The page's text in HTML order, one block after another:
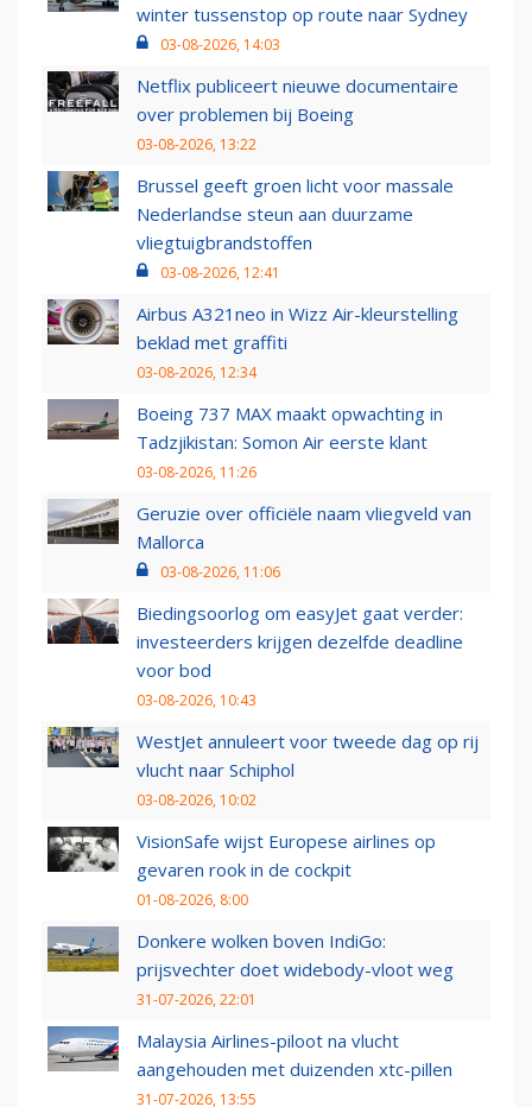
winter tussenstop op route naar Sydney
03-08-2026, 14:03
Netflix publiceert nieuwe documentaire
over problemen bij Boeing
03-08-2026, 13:22
Brussel geeft groen licht voor massale
Nederlandse steun aan duurzame
vliegtuigbrandstoffen
03-08-2026, 12:41
Airbus A321neo in Wizz Air-kleurstelling
beklad met graffiti
03-08-2026, 12:34
Boeing 737 MAX maakt opwachting in
Tadzjikistan: Somon Air eerste klant
03-08-2026, 11:26
Geruzie over officiële naam vliegveld van
Mallorca
03-08-2026, 11:06
Biedingsoorlog om easyJet gaat verder:
investeerders krijgen dezelfde deadline
voor bod
03-08-2026, 10:43
WestJet annuleert voor tweede dag op rij
vlucht naar Schiphol
03-08-2026, 10:02
VisionSafe wijst Europese airlines op
gevaren rook in de cockpit
01-08-2026, 8:00
Donkere wolken boven IndiGo:
prijsvechter doet widebody-vloot weg
31-07-2026, 22:01
Malaysia Airlines-piloot na vlucht
aangehouden met duizenden xtc-pillen
31-07-2026, 13:55